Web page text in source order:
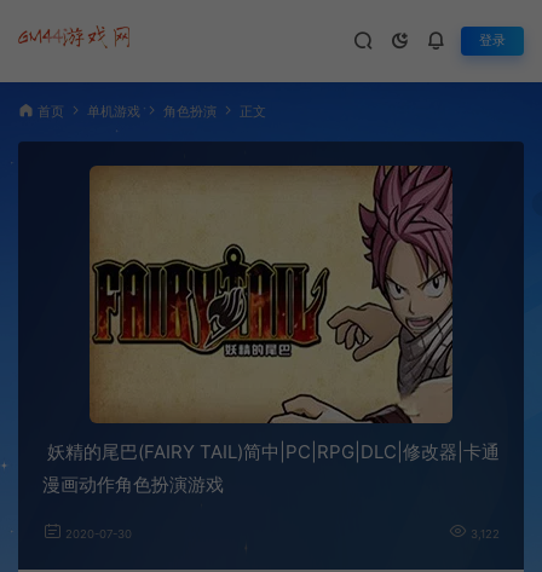
登录
首页 单机游戏 角色扮演 正文
妖精的尾巴(FAIRY TAIL)简中|PC|RPG|DLC|修改器|卡通
漫画动作角色扮演游戏
2020-07-30 3,122